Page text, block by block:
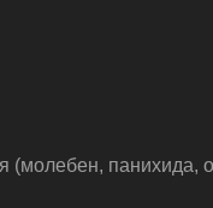
панихида,